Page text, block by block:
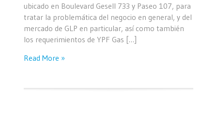
ubicado en Boulevard Gesell 733 y Paseo 107, para
tratar la problemática del negocio en general, y del
mercado de GLP en particular, así como también
los requerimientos de YPF Gas […]
Read More »